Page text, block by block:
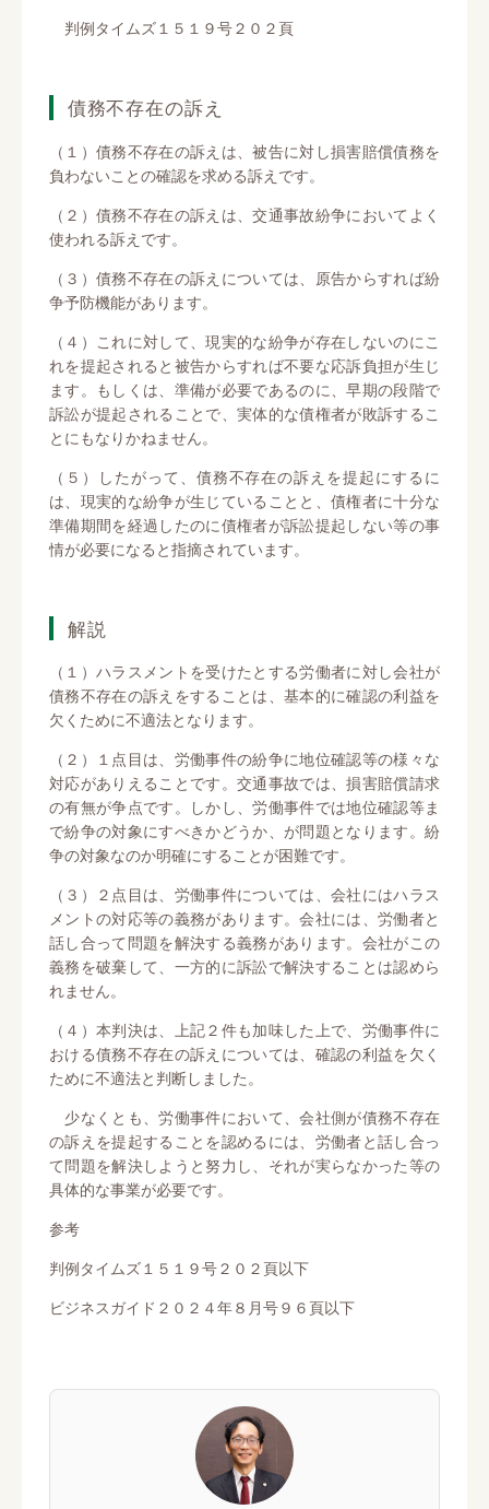
判例タイムズ１５１９号２０２頁
債務不存在の訴え
（１）債務不存在の訴えは、被告に対し損害賠償債務を
負わないことの確認を求める訴えです。
（２）債務不存在の訴えは、交通事故紛争においてよく
使われる訴えです。
（３）債務不存在の訴えについては、原告からすれば紛
争予防機能があります。
（４）これに対して、現実的な紛争が存在しないのにこ
れを提起されると被告からすれば不要な応訴負担が生じ
ます。もしくは、準備が必要であるのに、早期の段階で
訴訟が提起されることで、実体的な債権者が敗訴するこ
とにもなりかねません。
（５）したがって、債務不存在の訴えを提起にするに
は、現実的な紛争が生じていることと、債権者に十分な
準備期間を経過したのに債権者が訴訟提起しない等の事
情が必要になると指摘されています。
解説
（１）ハラスメントを受けたとする労働者に対し会社が
債務不存在の訴えをすることは、基本的に確認の利益を
欠くために不適法となります。
（２）１点目は、労働事件の紛争に地位確認等の様々な
対応がありえることです。交通事故では、損害賠償請求
の有無が争点です。しかし、労働事件では地位確認等ま
で紛争の対象にすべきかどうか、が問題となります。紛
争の対象なのか明確にすることが困難です。
（３）２点目は、労働事件については、会社にはハラス
メントの対応等の義務があります。会社には、労働者と
話し合って問題を解決する義務があります。会社がこの
義務を破棄して、一方的に訴訟で解決することは認めら
れません。
（４）本判決は、上記２件も加味した上で、労働事件に
おける債務不存在の訴えについては、確認の利益を欠く
ために不適法と判断しました。
少なくとも、労働事件において、会社側が債務不存在
の訴えを提起することを認めるには、労働者と話し合っ
て問題を解決しようと努力し、それが実らなかった等の
具体的な事業が必要です。
参考
判例タイムズ１５１９号２０２頁以下
ビジネスガイド２０２４年８月号９６頁以下